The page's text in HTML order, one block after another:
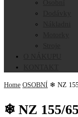
Home OSOBNÍ ❄ NZ
❄ NZ 155/